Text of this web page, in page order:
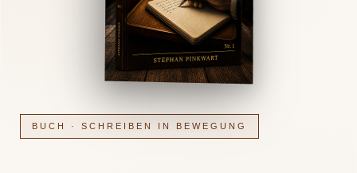
BUCH · SCHREIBEN IN BEWEGUNG